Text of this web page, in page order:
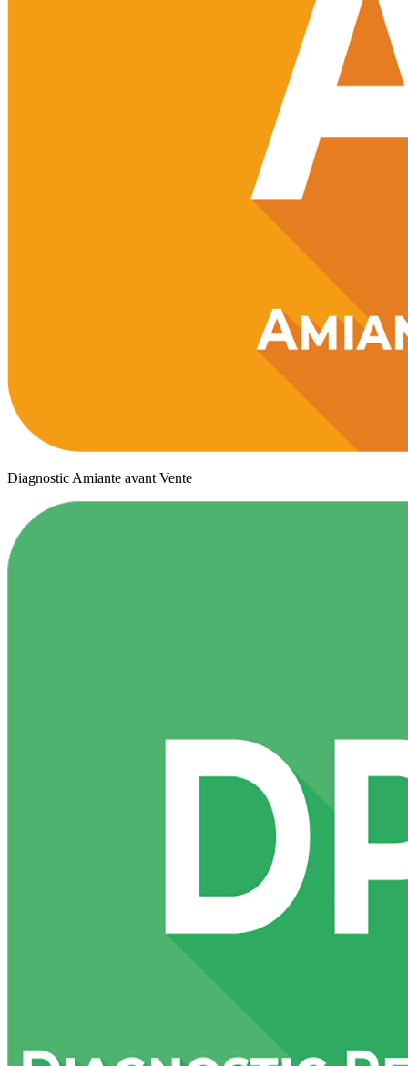
Diagnostic Amiante avant Vente